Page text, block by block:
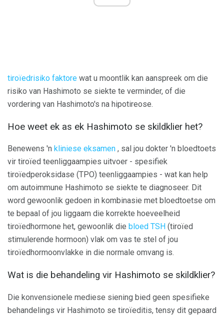
tiroïedrisiko faktore wat u moontlik kan aanspreek om die
risiko van Hashimoto se siekte te verminder, of die
vordering van Hashimoto's na hipotireose.
Hoe weet ek as ek Hashimoto se skildklier het?
Benewens 'n kliniese eksamen , sal jou dokter 'n bloedtoets
vir tiroïed teenliggaampies uitvoer - spesifiek
tiroïedperoksidase (TPO) teenliggaampies - wat kan help
om autoimmune Hashimoto se siekte te diagnoseer. Dit
word gewoonlik gedoen in kombinasie met bloedtoetse om
te bepaal of jou liggaam die korrekte hoeveelheid
tiroïedhormone het, gewoonlik die bloed TSH (tiroïed
stimulerende hormoon) vlak om vas te stel of jou
tiroïedhormoonvlakke in die normale omvang is.
Wat is die behandeling vir Hashimoto se skildklier?
Die konvensionele mediese siening bied geen spesifieke
behandelings vir Hashimoto se tiroïeditis, tensy dit gepaard